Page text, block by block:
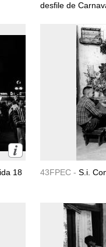
desfile de
18
43FPEC - S.i.